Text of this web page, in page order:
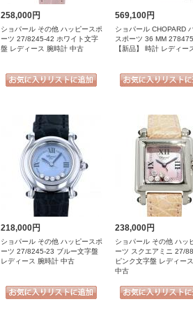
258,000円 569,100円
ショパール その他 ハッピースポ
ーツ 27/8245-42 ホワイト文字
盤 レディース 腕時計 中古
ショパール CHOPARD
スポーツ 36 MM
【新品】 時計 レディー
218,000円 238,000円
ショパール その他 ハッピースポ
ーツ 27/8245-23 ブルー文字盤
レディース 腕時計 中古
ショパール その他 ハッ
ーツ スクエアミニ 27/
ピンク文字盤 レディー
中古